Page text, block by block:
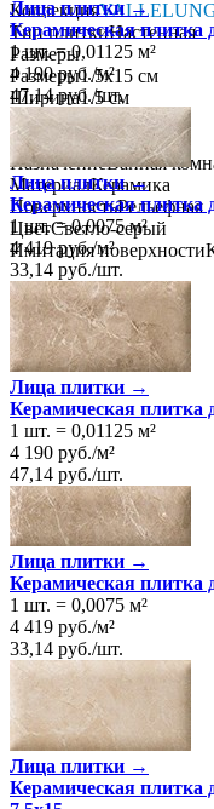
Коллекция
Тип плиткиНастенная
Размеры
Размеры1.5х15 см
Ширина1.5 см
Длина 15 см
Свойства
НазначениеВанная
МатериалКерамика
ПоверхностьРельефная
ЦветСветло-серый
Имитация поверхности
Лица плитки →
Керамическая плитка
1 шт.=0,01125 м²
4 190 руб./м²
47,14 руб./шт.
Лица плитки →
Керамическая плитка
1 шт.=0,0075 м²
4 419 руб./м²
33,14 руб./шт.
Лица плитки →
Керамическая плитка
1 шт. = 0,01125 м²
4 190 руб./м²
47,14 руб./шт.
Лица плитки →
Керамическая плитка
1 шт. = 0,0075 м²
4 419 руб./м²
33,14 руб./шт.
Лица плитки →
Керамическая плитка